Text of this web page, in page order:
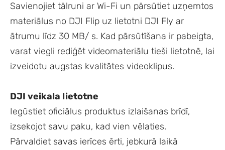
Savienojiet tālruni ar Wi-Fi un pārsūtiet uzņemtos
materiālus no DJI Flip uz lietotni DJI Fly ar
ātrumu līdz 30 MB/ s. Kad pārsūtīšana ir pabeigta,
varat viegli rediģēt videomateriālu tieši lietotnē, lai
izveidotu augstas kvalitātes videoklipus.
DJI veikala lietotne
Iegūstiet oficiālus produktus izlaišanas brīdī,
izsekojot savu paku, kad vien vēlaties.
Pārvaldiet savas ierīces ērti, jebkurā laikā